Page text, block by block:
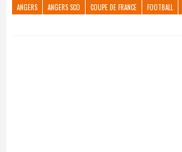
ANGERS ANGERS SCO COUPE DE FRANCE FOOTBALL